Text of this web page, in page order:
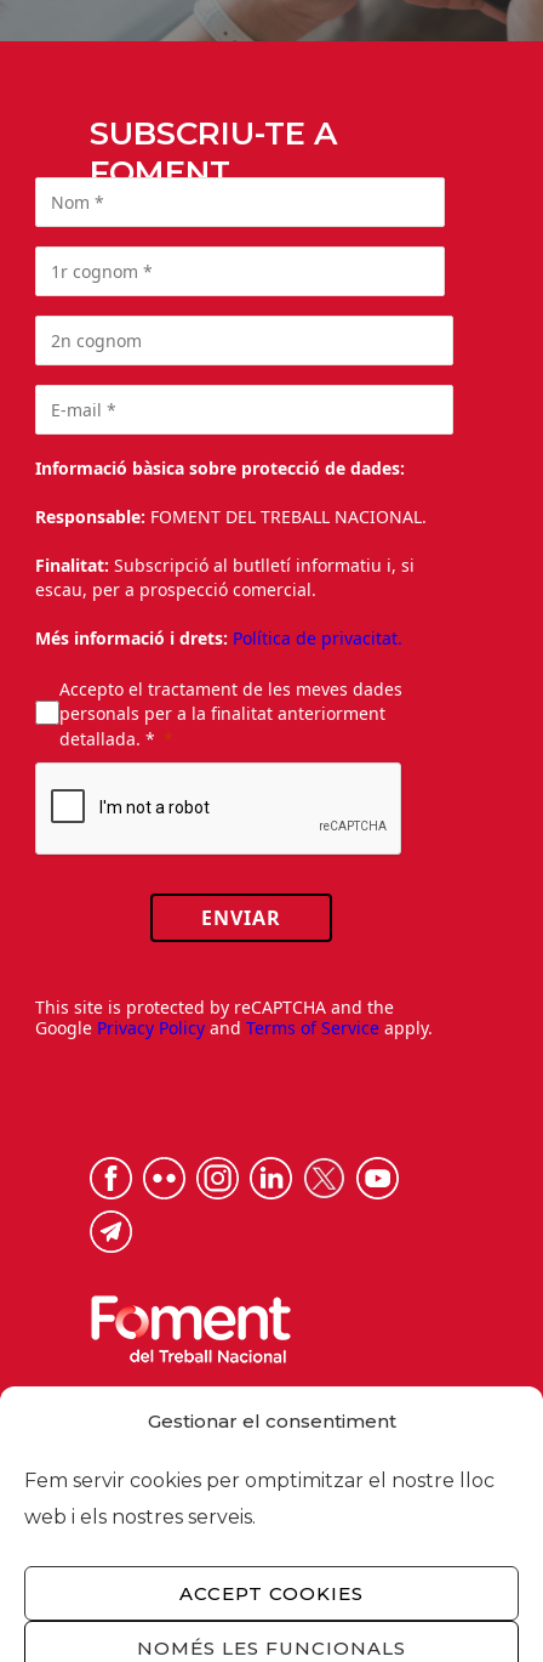
Gestionar el consentiment
Fem servir cookies per omptimitzar el nostre lloc
web i els nostres serveis.
ACCEPT COOKIES
NOMÉS LES FUNCIONALS
SUBSCRIU-TE A
FOMENT
Informació bàsica sobre protecció de dades:
Responsable: FOMENT DEL TREBALL NACIONAL.
Finalitat: Subscripció al butlletí informatiu i, si
escau, per a prospecció comercial.
Més informació i drets: Política de privacitat.
Accepto el tractament de les meves dades
personals per a la finalitat anteriorment
detallada. *
ENVIAR
This site is protected by reCAPTCHA and the
Google Privacy Policy and Terms of Service apply.
foment@foment.com
© 2026 - Foment del Treball Nacional
Nosaltres